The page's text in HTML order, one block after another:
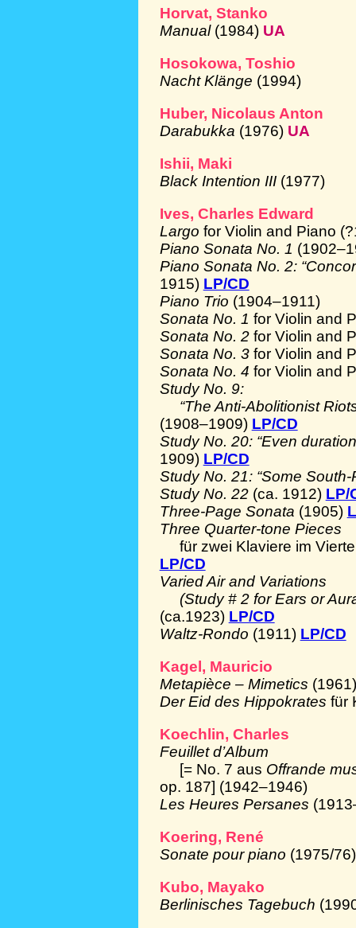
Horvat, Stanko
Manual (1984) UA
Hosokowa, Toshio
Nacht Klänge (1994)
Huber, Nicolaus Anton
Darabukka (1976) UA
Ishii, Maki
Black Intention III (1977)
Ives, Charles Edward
Largo for Violin and Piano
Piano Sonata No. 1
Piano Sonata No. 2:
1915) LP/CD
Piano Trio (1904–1911)
Sonata No. 1 for Violin and
Sonata No. 2 for Violin and
Sonata No. 3 for Violin and
Sonata No. 4 for Violin and
Study No. 9:
“The Anti-Abolitionist Riots
(1908–1909) LP/CD
Study No. 20: “Even
1909) LP/CD
Study No. 21: “Some
Study No. 22 (ca. 1912) LP/
Three-Page Sonata (1905)
Three Quarter-tone Pieces
für zwei Klaviere im
LP/CD
Varied Air and Variations
(Study # 2 for Ears or
(ca.1923) LP/CD
Waltz-Rondo (1911) LP/CD
Kagel, Mauricio
Metapièce – Mimetics (1961)
Der Eid des Hippokrates für
Koechlin, Charles
Feuillet d’Album
[= No. 7 aus Offrande
op. 187] (1942–1946)
Les Heures Persanes
Koering, René
Sonate pour piano (1975/76)
Kubo, Mayako
Berlinisches Tagebuch